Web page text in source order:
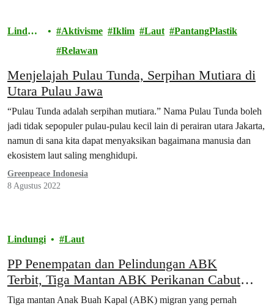
Lindun
Aktivisme Iklim Laut
PantangPlastik
Relawan
Menjelajah Pulau Tunda, Serpihan Mutiara di
Utara Pulau Jawa
“Pulau Tunda adalah serpihan mutiara.” Nama Pulau Tunda boleh
jadi tidak sepopuler pulau-pulau kecil lain di perairan utara Jakarta,
namun di sana kita dapat menyaksikan bagaimana manusia dan
ekosistem laut saling menghidupi.
Greenpeace Indonesia
8 Agustus 2022
Lindungi Laut
PP Penempatan dan Pelindungan ABK
Terbit, Tiga Mantan ABK Perikanan Cabut
Gugatan di PTUN Jakarta
Tiga mantan Anak Buah Kapal (ABK) migran yang pernah